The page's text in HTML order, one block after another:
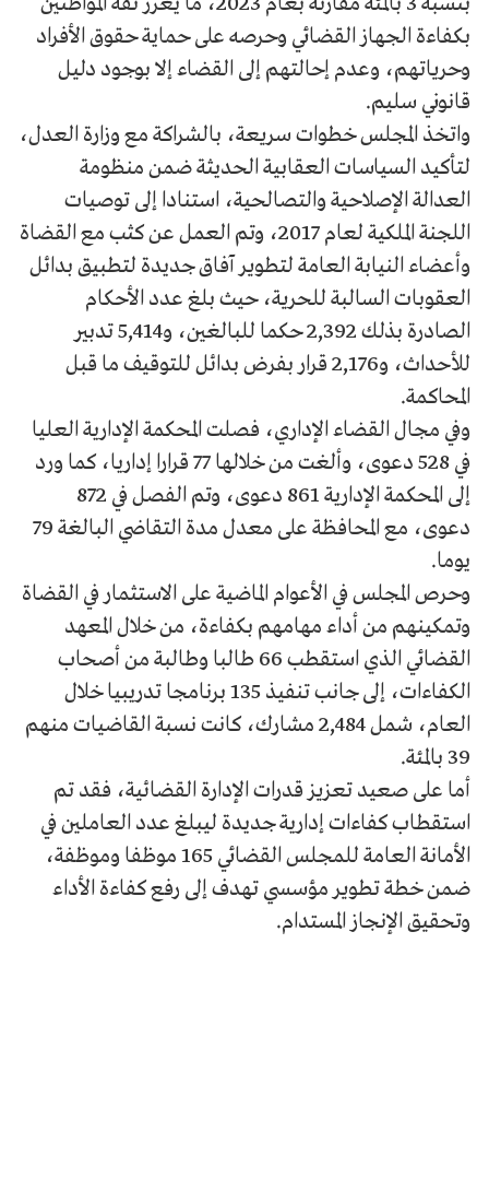
بكفاءة الجهاز القضائي وحرصه على حماية حقوق الأفراد
وحرياتهم، وعدم إحالتهم إلى القضاء إلا بوجود دليل
قانوني سليم.
واتخذ المجلس خطوات سريعة، بالشراكة مع وزارة العدل،
لتأكيد السياسات العقابية الحديثة ضمن منظومة
العدالة الإصلاحية والتصالحية، استنادا إلى توصيات
اللجنة الملكية لعام 2017، وتم العمل عن كثب مع القضاة
وأعضاء النيابة العامة لتطوير آفاق جديدة لتطبيق بدائل
العقوبات السالبة للحرية، حيث بلغ عدد الأحكام
الصادرة بذلك 2,392 حكما للبالغين، و5,414 تدبير
للأحداث، و2,176 قرار بفرض بدائل للتوقيف ما قبل
المحاكمة.
وفي مجال القضاء الإداري، فصلت المحكمة الإدارية العليا
في 528 دعوى، وألغت من خلالها 77 قرارا إداريا، كما ورد
إلى المحكمة الإدارية 861 دعوى، وتم الفصل في 872
دعوى، مع المحافظة على معدل مدة التقاضي البالغة 79
يوما.
وحرص المجلس في الأعوام الماضية على الاستثمار في القضاة
وتمكينهم من أداء مهامهم بكفاءة، من خلال المعهد
القضائي الذي استقطب 66 طالبا وطالبة من أصحاب
الكفاءات، إلى جانب تنفيذ 135 برنامجا تدريبيا خلال
العام، شمل 2,484 مشارك، كانت نسبة القاضيات منهم
39 بالمئة.
أما على صعيد تعزيز قدرات الإدارة القضائية، فقد تم
استقطاب كفاءات إدارية جديدة ليبلغ عدد العاملين في
الأمانة العامة للمجلس القضائي 165 موظفا وموظفة،
ضمن خطة تطوير مؤسسي تهدف إلى رفع كفاءة الأداء
وتحقيق الإنجاز المستدام.